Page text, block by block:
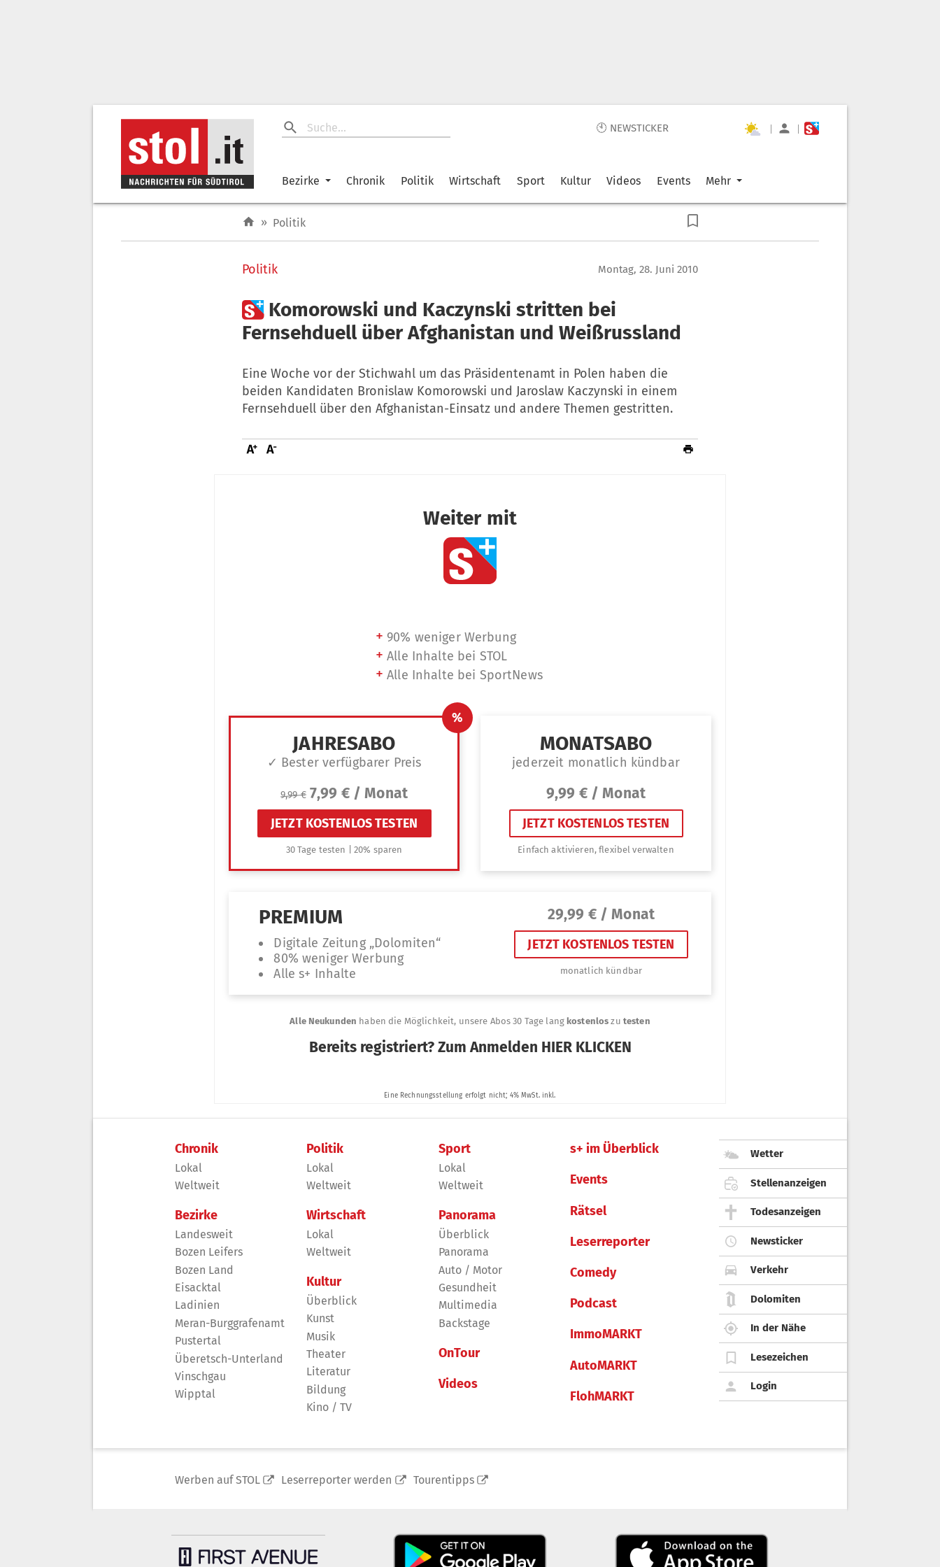
🕙 NEWSTICKER | |
Bezirke Chronik Politik Wirtschaft Sport Kultur Videos Events Mehr
» Politik
Politik Montag, 28. Juni 2010
 Komorowski und Kaczynski stritten bei
Fernsehduell über Afghanistan und Weißrussland
Eine Woche vor der Stichwahl um das Präsidentenamt in Polen haben die
beiden Kandidaten Bronislaw Komorowski und Jaroslaw Kaczynski in einem
Fernsehduell über den Afghanistan-Einsatz und andere Themen gestritten.
Chronik
Lokal
Weltweit
Bezirke
Landesweit
Bozen Leifers
Bozen Land
Eisacktal
Ladinien
Meran-Burggrafenamt
Pustertal
Überetsch-Unterland
Vinschgau
Wipptal
Politik
Lokal
Weltweit
Wirtschaft
Lokal
Weltweit
Kultur
Überblick
Kunst
Musik
Theater
Literatur
Bildung
Kino / TV
Sport
Lokal
Weltweit
Panorama
Überblick
Panorama
Auto / Motor
Gesundheit
Multimedia
Backstage
OnTour
Videos
s+ im Überblick
Events
Rätsel
Leserreporter
Comedy
Podcast
ImmoMARKT
AutoMARKT
FlohMARKT
Wetter
Stellenanzeigen
Todesanzeigen
Newsticker
Verkehr
Dolomiten
In der Nähe
Lesezeichen
Login
Werben auf STOL Leserreporter werden Tourentipps